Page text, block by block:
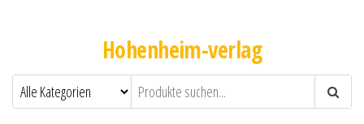
Hohenheim-verlag